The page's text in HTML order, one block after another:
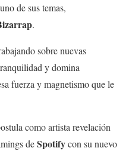
de sus temas,
.
sobre nuevas
y domina
fuerza y magnetismo que le
como artista revelación
deSpotifycon su nuevo